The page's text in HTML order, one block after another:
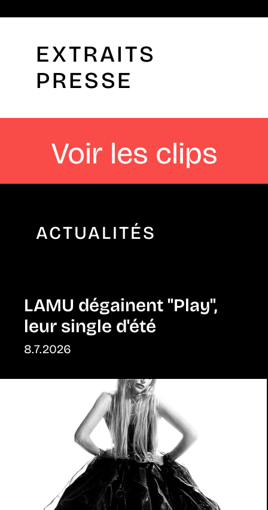
EXTRAITS
PRESSE
Voir les clips
ACTUALITÉS
LAMU dégainent "Play",
leur single d'été
8.7.2026